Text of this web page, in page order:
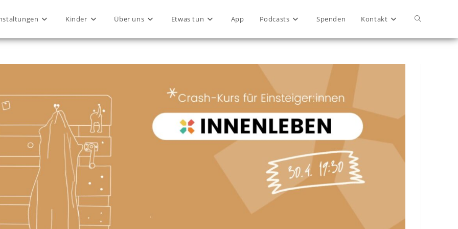
Kinder Über uns Etwas tun App Podcasts Spenden Kontakt